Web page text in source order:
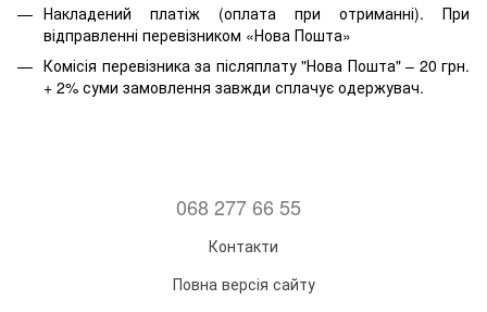
Накладений платіж (оплата при отриманні). При
відправленні перевізником «Нова Пошта»
Комісія перевізника за післяплату "Нова Пошта" – 20 грн.
+ 2% суми замовлення завжди сплачує одержувач.
068 277 66 55
Контакти
Повна версія сайту